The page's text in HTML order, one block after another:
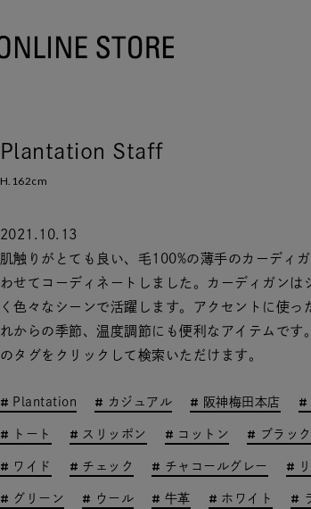
Plantation Staff
H.162cm
2021.10.13
肌触りがとても良い、毛100%の薄手のカーディ
わせてコーディネートしました。カーディガンは
く色々なシーンで活躍します。アクセントに使
れからの季節、温度調節にも便利なアイテムで
のタグをクリックして検索いただけます。
Plantation カジュアル 阪神梅田本店
トート スリッポン コットン ブラック
ワイド チェック チャコールグレー
グリーン ウール 牛革 ホワイト